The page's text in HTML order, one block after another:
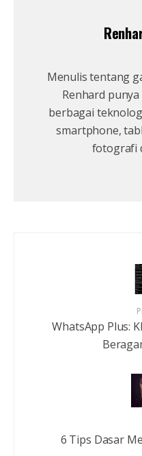
Menulis tentang
Renhard
berbagai
smartphone,
fotografi
WhatsApp Plus:
6 Tips Dasar